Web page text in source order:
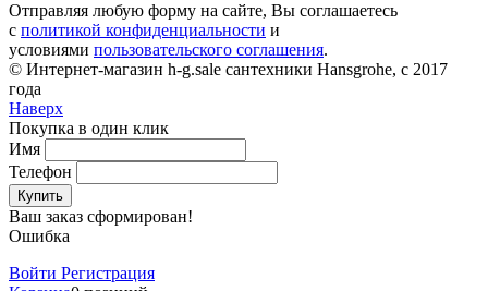
Отправляя любую форму на сайте, Вы соглашаетесь
с политикой конфиденциальности и
условиями пользовательского соглашения.
© Интернет-магазин h-g.sale сантехники Hansgrohe, с 2017
года
Наверх
Покупка в один клик
Имя
Телефон
Купить
Ваш заказ сформирован!
Ошибка
Войти Регистрация